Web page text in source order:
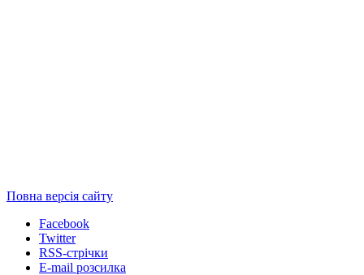
Повна версія сайту
Facebook
Twitter
RSS-стрічки
E-mail розсилка